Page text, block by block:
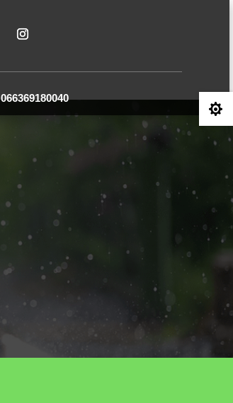
066369180040
